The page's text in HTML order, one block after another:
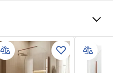
Monomando
Expuesta